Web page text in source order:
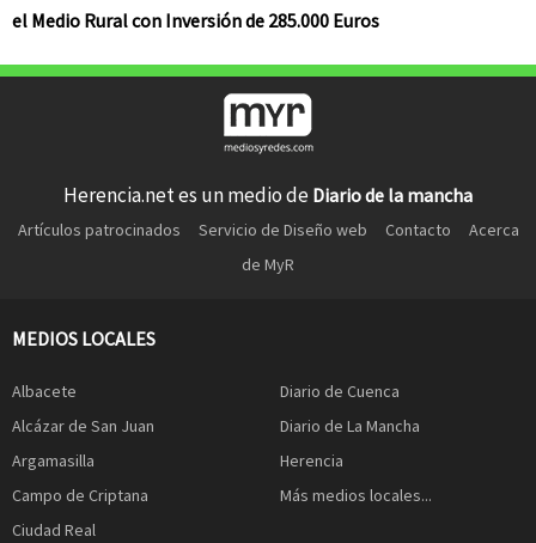
el Medio Rural con Inversión de 285.000 Euros
Herencia.net es un medio de Diario de la mancha
Artículos patrocinados Servicio de Diseño web Contacto
Acerca
de MyR
MEDIOS LOCALES
Albacete
Alcázar de San Juan
Argamasilla
Campo de Criptana
Ciudad Real
Diario de Cuenca
Diario de La Mancha
Herencia
Más medios locales...